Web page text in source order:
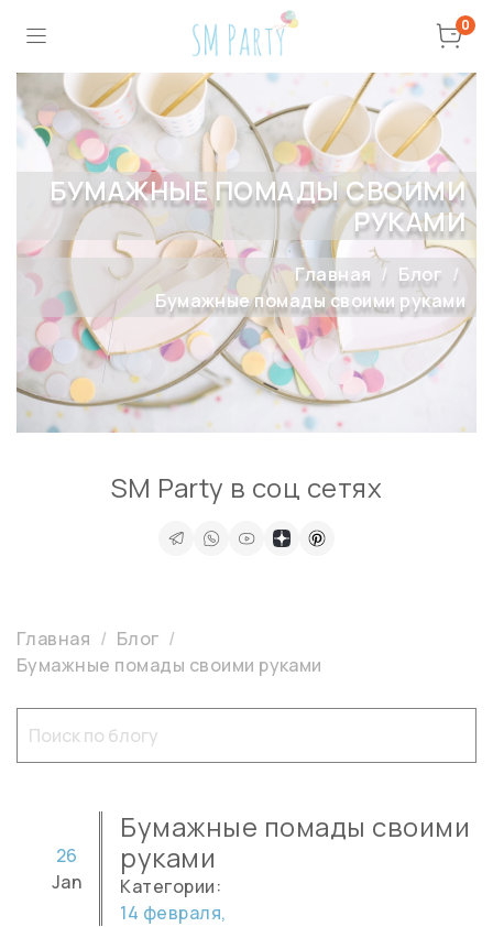
0
БУМАЖНЫЕ ПОМАДЫ СВОИМИ
РУКАМИ
Главная
Блог
Бумажные помады своими руками
Главная
Блог
Бумажные помады своими руками
Бумажные помады своими
руками
26
Jan
Категории:
14 февраля,
SM Party в соц сетях